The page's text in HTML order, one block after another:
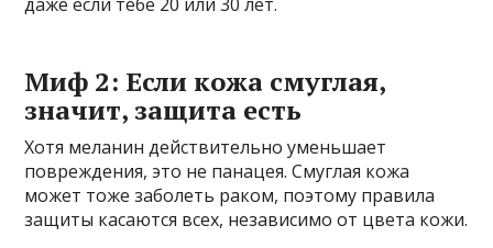
Миф 2: Если кожа смуглая,
значит, защита есть
Хотя меланин действительно уменьшает
повреждения, это не панацея. Смуглая кожа
может тоже заболеть раком, поэтому правила
защиты касаются всех, независимо от цвета кожи.